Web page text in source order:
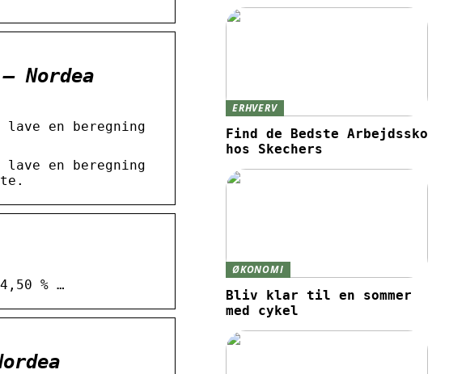
Nordea
lave en beregning
lave en beregning
% …
ERHVERV
Find de Bedste Arbejdssko
hos Skechers
ØKONOMI
Bliv klar til en sommer
med cykel